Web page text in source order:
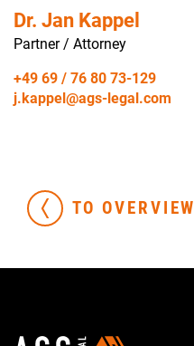
Dr. Jan Kappel
Partner / Attorney
+49 69 / 76 80 73-129
j.kappel@ags-legal.com
TO OVERVIEW